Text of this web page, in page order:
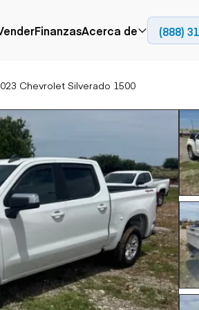
Aérea
Camiones con
plataforma
Grúas
Carretillas elevadoras
Ascensores
Manipuladores
telescópicos
Movimiento de
tierra
Retroexcavadoras
Topadoras
Cargadoras compactas
energía
FinanzasAcerca de
Recursos
(888)
Chevrolet Silverado 1500